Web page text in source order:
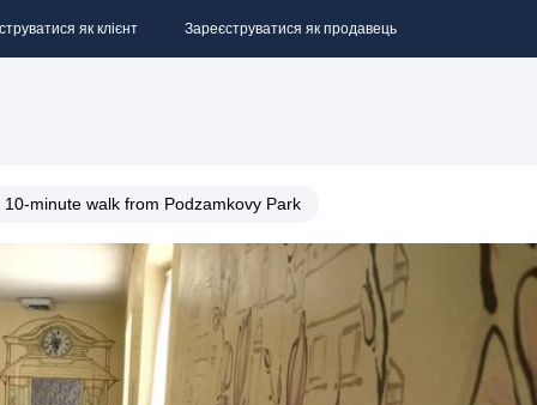
як клієнт Зареєструватися як продавець
minute walk from Podzamkovy Park